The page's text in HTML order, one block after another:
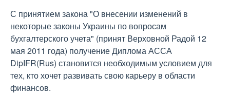
С принятием закона "О внесении изменений в
некоторые законы Украины по вопросам
бухгалтерского учета" (принят Верховной Радой 12
мая 2011 года) получение Диплома АССА
DipIFR(Rus) становится необходимым условием для
тех, кто хочет развивать свою карьеру в области
финансов.